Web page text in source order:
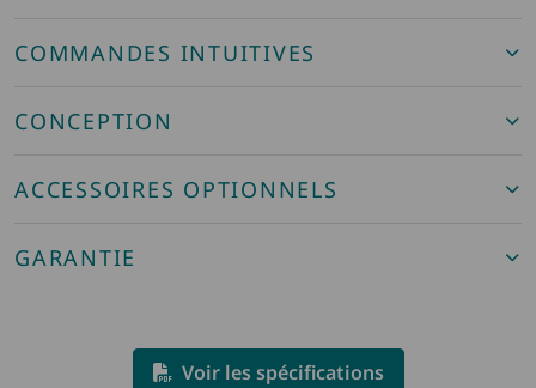
COMMANDES INTUITIVES
CONCEPTION
ACCESSOIRES OPTIONNELS
GARANTIE
Voir les spécifications